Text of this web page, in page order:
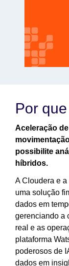
Por
Aceleração
possibilite
híbridos.
A Cloudera e
uma solução
dados em
gerenciando a
real e as
plataforma
poderosos de
dados em